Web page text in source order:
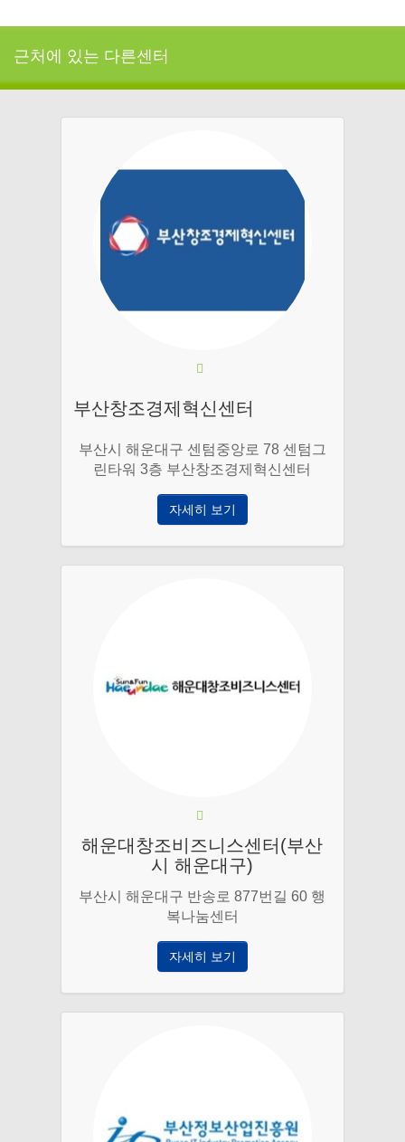
근처에 있는 다른센터
부산창조경제혁신센터
부산시 해운대구 센텀중앙로 78 센텀그
린타워 3층 부산창조경제혁신센터
자세히 보기
해운대창조비즈니스센터(부산
시 해운대구)
부산시 해운대구 반송로 877번길 60 행
복나눔센터
자세히 보기